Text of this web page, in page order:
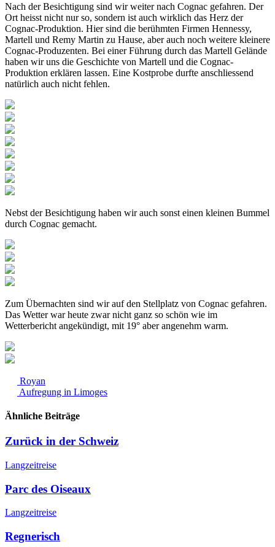
Nach der Besichtigung sind wir weiter nach Cognac gefahren. Der
Ort heisst nicht nur so, sondern ist auch wirklich das Herz der
Cognac-Produktion. Hier sind die berühmten Firmen Hennessy,
Martell und Remy Martin zu Hause, aber auch noch weitere kleinere
Cognac-Produzenten. Bei einer Führung durch das Martell Gelände
haben wir uns die Geschichte von Martell und die Cognac-
Produktion erklären lassen. Eine Kostprobe durfte anschliessend
natürlich auch nicht fehlen.
Nebst der Besichtigung haben wir auch sonst einen kleinen Bummel
durch Cognac gemacht.
Zum Übernachten sind wir auf den Stellplatz von Cognac gefahren.
Das Wetter war heute zwar nicht ganz so schön wie im
Wetterbericht angekündigt, mit 19° aber angenehm warm.
Royan
Aufregung in Limoges
Ähnliche Beiträge
Zurück in der Schweiz
Langzeitreise
Parc des Oiseaux
Langzeitreise
Regnerisch